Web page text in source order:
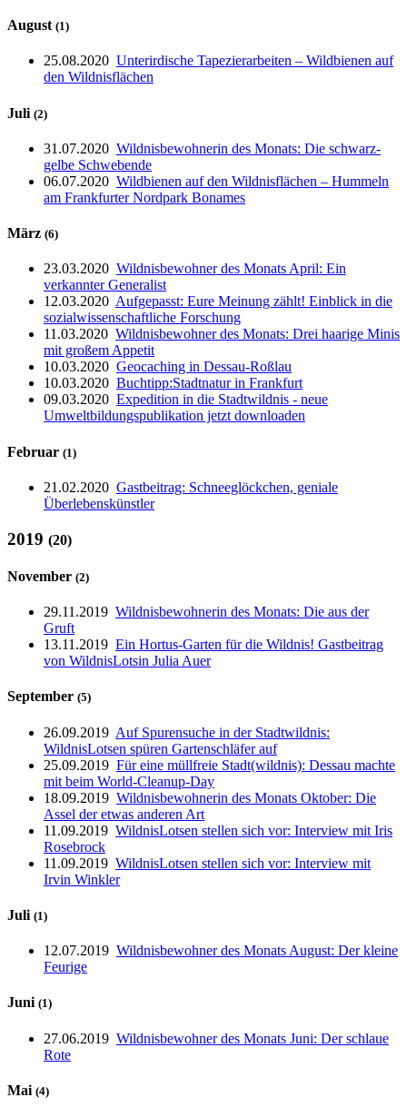
August (1)
25.08.2020 Unterirdische Tapezierarbeiten – Wildbienen auf
den Wildnisflächen
Juli (2)
31.07.2020 Wildnisbewohnerin des Monats: Die schwarz-
gelbe Schwebende
06.07.2020 Wildbienen auf den Wildnisflächen – Hummeln
am Frankfurter Nordpark Bonames
März (6)
23.03.2020 Wildnisbewohner des Monats April: Ein
verkannter Generalist
12.03.2020 Aufgepasst: Eure Meinung zählt! Einblick in die
sozialwissenschaftliche Forschung
11.03.2020 Wildnisbewohner des Monats: Drei haarige Minis
mit großem Appetit
10.03.2020 Geocaching in Dessau-Roßlau
10.03.2020 Buchtipp:Stadtnatur in Frankfurt
09.03.2020 Expedition in die Stadtwildnis - neue
Umweltbildungspublikation jetzt downloaden
Februar (1)
21.02.2020 Gastbeitrag: Schneeglöckchen, geniale
Überlebenskünstler
2019 (20)
November (2)
29.11.2019 Wildnisbewohnerin des Monats: Die aus der
Gruft
13.11.2019 Ein Hortus-Garten für die Wildnis! Gastbeitrag
von WildnisLotsin Julia Auer
September (5)
26.09.2019 Auf Spurensuche in der Stadtwildnis:
WildnisLotsen spüren Gartenschläfer auf
25.09.2019 Für eine müllfreie Stadt(wildnis): Dessau machte
mit beim World-Cleanup-Day
18.09.2019 Wildnisbewohnerin des Monats Oktober: Die
Assel der etwas anderen Art
11.09.2019 WildnisLotsen stellen sich vor: Interview mit Iris
Rosebrock
11.09.2019 WildnisLotsen stellen sich vor: Interview mit
Irvin Winkler
Juli (1)
12.07.2019 Wildnisbewohner des Monats August: Der kleine
Feurige
Juni (1)
27.06.2019 Wildnisbewohner des Monats Juni: Der schlaue
Rote
Mai (4)